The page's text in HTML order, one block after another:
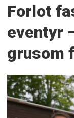
Forlot
eventyr
grusom